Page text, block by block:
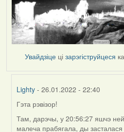
Увайдзіце цізарэгіструйцеся
Lighty - 26.01.2022 - 22:40
In
reply
to
Гэта рэвізор!
Там, дарэчы, у 20:56:27 яшчэ
малеча прабягала, ды засталася